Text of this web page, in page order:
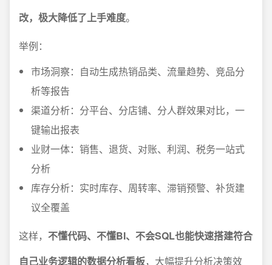
改，极大降低了上手难度。
举例：
市场洞察：自动生成热销品类、流量趋势、竞品分
析等报告
渠道分析：分平台、分店铺、分人群效果对比，一
键输出报表
业财一体：销售、退货、对账、利润、税务一站式
分析
库存分析：实时库存、周转率、滞销预警、补货建
议全覆盖
这样， 不懂代码、不懂BI、不会SQL也能快速搭建符合
自己业务逻辑的数据分析看板，大幅提升分析决策效